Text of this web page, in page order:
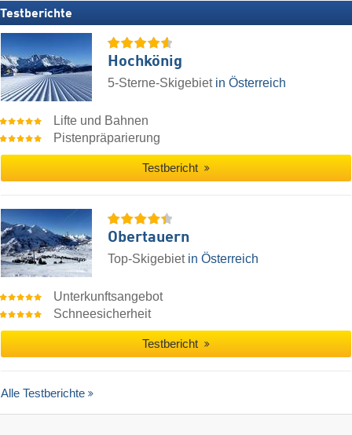
Testberichte
Hochkönig
5-Sterne-Skigebiet in Österreich
Lifte und Bahnen
Pistenpräparierung
Testbericht
Obertauern
Top-Skigebiet in Österreich
Unterkunftsangebot
Schneesicherheit
Testbericht
Alle Testberichte